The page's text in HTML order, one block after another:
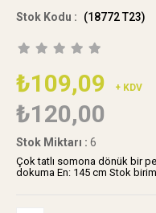
(18772 T23)
₺109,09 + KDV
₺120,00
Stok Miktarı : 6
Çok tatlı somona dönük bir
dokuma En: 145 cm Stok